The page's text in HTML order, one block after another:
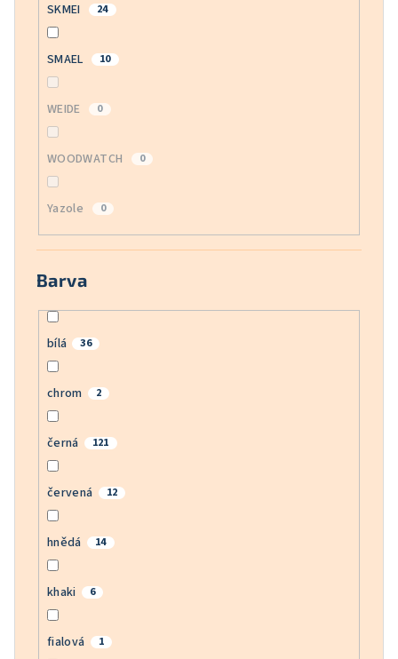
SKMEI 24
SMAEL 10
WEIDE 0
WOODWATCH 0
Yazole 0
Barva
bílá 36
chrom 2
černá 121
červená 12
hnědá 14
khaki 6
fialová 1